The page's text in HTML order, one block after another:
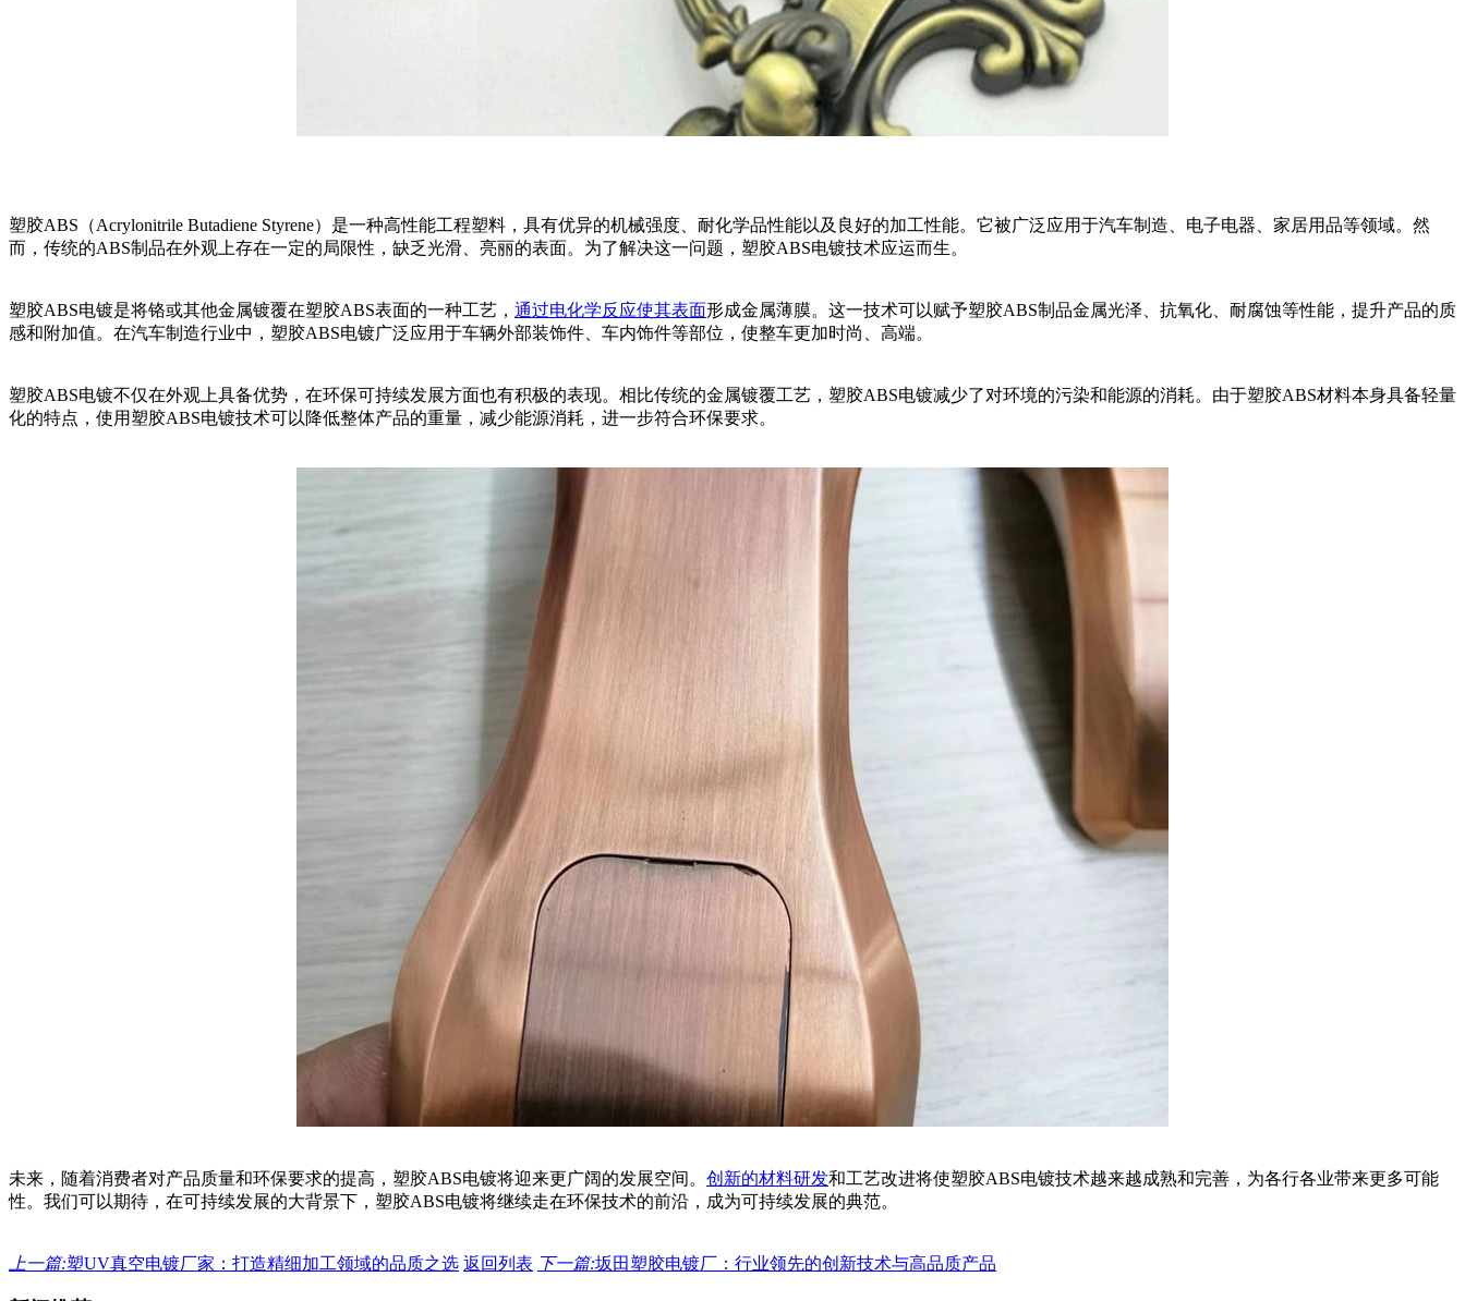
塑胶ABS（Acrylonitrile Butadiene Styrene）是一种高性能工程塑料，具有优异的机械强度、耐化学品性能以及良好的加工性能。它被广泛应用于汽车制造、电子电器、家居用品等领域。然
而，传统的ABS制品在外观上存在一定的局限性，缺乏光滑、亮丽的表面。为了解决这一问题，塑胶ABS电镀技术应运而生。
塑胶ABS电镀是将铬或其他金属镀覆在塑胶ABS表面的一种工艺， 通过电化学反应使其表面形成金属薄膜。这一技术可以赋予塑胶ABS制品金属光泽、抗氧化、耐腐蚀等性能，提升产品的质
感和附加值。在汽车制造行业中，塑胶ABS电镀广泛应用于车辆外部装饰件、车内饰件等部位，使整车更加时尚、高端。
塑胶ABS电镀不仅在外观上具备优势，在环保可持续发展方面也有积极的表现。相比传统的金属镀覆工艺，塑胶ABS电镀减少了对环境的污染和能源的消耗。由于塑胶ABS材料本身具备轻量
化的特点，使用塑胶ABS电镀技术可以降低整体产品的重量，减少能源消耗，进一步符合环保要求。
未来，随着消费者对产品质量和环保要求的提高，塑胶ABS电镀将迎来更广阔的发展空间。 创新的材料研发和工艺改进将使塑胶ABS电镀技术越来越成熟和完善，为各行各业带来更多可能
性。我们可以期待，在可持续发展的大背景下，塑胶ABS电镀将继续走在环保技术的前沿，成为可持续发展的典范。
上一篇:塑UV真空电镀厂家：打造精细加工领域的品质之选 返回列表 下一篇:坂田塑胶电镀厂：行业领先的创新技术与高品质产品